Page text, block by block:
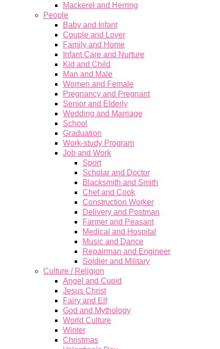
Mackerel and Herring
People
Baby and Infant
Couple and Lover
Family and Home
Infant Care and Nurture
Kid and Child
Man and Male
Women and Female
Pregnancy and Pregnant
Senior and Elderly
Wedding and Marriage
School
Graduation
Work-study Program
Job and Work
Sport
Scholar and Doctor
Blacksmith and Smith
Chef and Cook
Construction Worker
Delivery and Postman
Farmer and Peasant
Medical and Hospital
Music and Dance
Repairman and Engineer
Soldier and Military
Culture / Religion
Angel and Cupid
Jesus Christ
Fairy and Elf
God and Mythology
World Culture
Winter
Christmas